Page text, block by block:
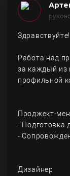
Здравствуйте!
Работа над
за каждый из
профильной
Проджект-
- Подготовка
-
Дизайнер